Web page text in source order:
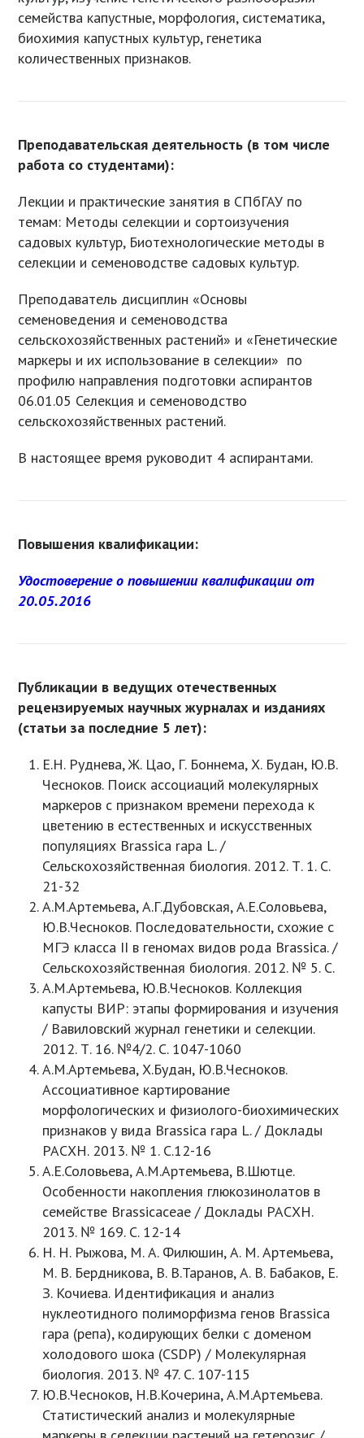
семейства капустные, морфология, систематика,
биохимия капустных культур, генетика
количественных признаков.
Преподавательская деятельность (в том числе
работа со студентами):
Лекции и практические занятия в СПбГАУ по
темам: Методы селекции и сортоизучения
садовых культур, Биотехнологические методы в
селекции и семеноводстве садовых культур.
Преподаватель дисциплин «Основы
семеноведения и семеноводства
сельскохозяйственных растений» и «Генетические
маркеры и их использование в селекции» по
профилю направления подготовки аспирантов
06.01.05 Селекция и семеноводство
сельскохозяйственных растений.
В настоящее время руководит 4 аспирантами.
Повышения квалификации:
Удостоверение о повышении квалификации от
20.05.2016
Публикации в ведущих отечественных
рецензируемых научных журналах и изданиях
(статьи за последние 5 лет):
Е.Н. Руднева, Ж. Цао, Г. Боннема, Х. Будан, Ю.В.
Чесноков. Поиск ассоциаций молекулярных
маркеров с признаком времени перехода к
цветению в естественных и искусственных
популяциях Brassica rapa L. /
Сельскохозяйственная биология. 2012. Т. 1. С.
21-32
А.М.Артемьева, А.Г.Дубовская, А.Е.Соловьева,
Ю.В.Чесноков. Последовательности, схожие с
МГЭ класса II в геномах видов рода Brassica. /
Сельскохозяйственная биология. 2012. № 5. С.
А.М.Артемьева, Ю.В.Чесноков. Коллекция
капусты ВИР: этапы формирования и изучения
/ Вавиловский журнал генетики и селекции.
2012. Т. 16. №4/2. С. 1047-1060
А.М.Артемьева, Х.Будан, Ю.В.Чесноков.
Ассоциативное картирование
морфологических и физиолого-биохимических
признаков у вида Brassica rapa L. / Доклады
РАСХН. 2013. № 1. С.12-16
А.Е.Соловьева, А.М.Артемьева, В.Шютце.
Особенности накопления глюкозинолатов в
семействе Brassicaceae / Доклады РАСХН.
2013. № 169. С. 12-14
Н. Н. Рыжова, М. А. Филюшин, А. М. Артемьева,
М. В. Бердникова, В. В.Таранов, А. В. Бабаков, Е.
З. Кочиева. Идентификация и анализ
нуклеотидного полиморфизма генов Brassica
rapa (репа), кодирующих белки с доменом
холодового шока (CSDP) / Молекулярная
биология. 2013. № 47. С. 107-115
Ю.В.Чесноков, Н.В.Кочерина, А.М.Артемьева.
Статистический анализ и молекулярные